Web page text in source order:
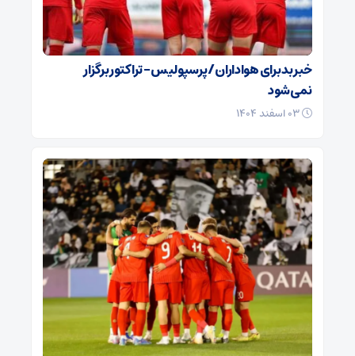
خبر بد برای هواداران / پرسپولیس – تراکتور برگزار
نمی‌شود